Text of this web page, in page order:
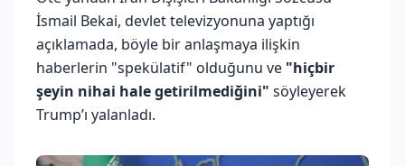
İsmail Bekai, devlet televizyonuna yaptığı
açıklamada, böyle bir anlaşmaya ilişkin
haberlerin "spekülatif" olduğunu ve "hiçbir
şeyin nihai hale getirilmediğini" söyleyerek
Trump’ı yalanladı.